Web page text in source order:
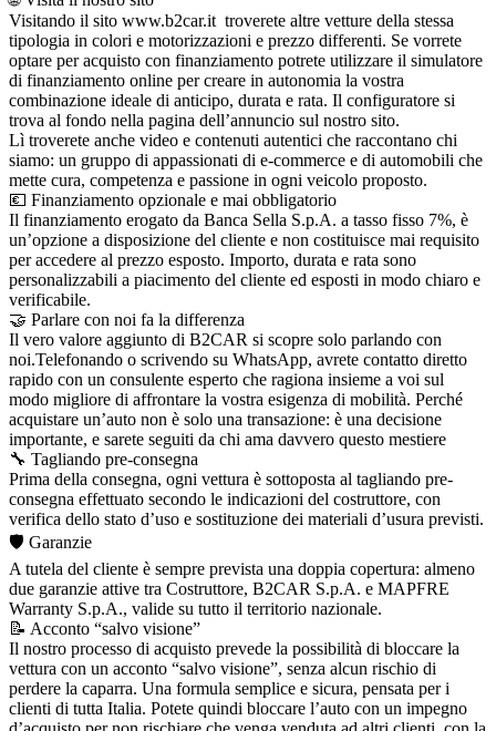
Visitando il sito www.b2car.it troverete altre vetture della stessa
tipologia in colori e motorizzazioni e prezzo differenti. Se vorrete
optare per acquisto con finanziamento potrete utilizzare il simulatore
di finanziamento online per creare in autonomia la vostra
combinazione ideale di anticipo, durata e rata. Il configuratore si
trova al fondo nella pagina dell’annuncio sul nostro sito.
Lì troverete anche video e contenuti autentici che raccontano chi
siamo: un gruppo di appassionati di e-commerce e di automobili che
mette cura, competenza e passione in ogni veicolo proposto.
💶 Finanziamento opzionale e mai obbligatorio
Il finanziamento erogato da Banca Sella S.p.A. a tasso fisso 7%, è
un’opzione a disposizione del cliente e non costituisce mai requisito
per accedere al prezzo esposto. Importo, durata e rata sono
personalizzabili a piacimento del cliente ed esposti in modo chiaro e
verificabile.
🤝 Parlare con noi fa la differenza
Il vero valore aggiunto di B2CAR si scopre solo parlando con
noi.Telefonando o scrivendo su WhatsApp, avrete contatto diretto
rapido con un consulente esperto che ragiona insieme a voi sul
modo migliore di affrontare la vostra esigenza di mobilità. Perché
acquistare un’auto non è solo una transazione: è una decisione
importante, e sarete seguiti da chi ama davvero questo mestiere
🔧 Tagliando pre-consegna
Prima della consegna, ogni vettura è sottoposta al tagliando pre-
consegna effettuato secondo le indicazioni del costruttore, con
verifica dello stato d’uso e sostituzione dei materiali d’usura previsti.
🛡️ Garanzie
A tutela del cliente è sempre prevista una doppia copertura: almeno
due garanzie attive tra Costruttore, B2CAR S.p.A. e MAPFRE
Warranty S.p.A., valide su tutto il territorio nazionale.
📝 Acconto “salvo visione”
Il nostro processo di acquisto prevede la possibilità di bloccare la
vettura con un acconto “salvo visione”, senza alcun rischio di
perdere la caparra. Una formula semplice e sicura, pensata per i
clienti di tutta Italia. Potete quindi bloccare l’auto con un impegno